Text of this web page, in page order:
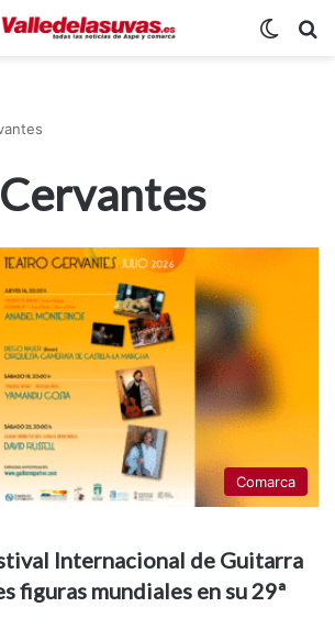
Comarca
Internacional de Guitarra
figuras mundiales en su 29ª